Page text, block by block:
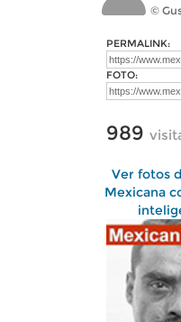
©
PERMALINK:
FOTO:
989
Ver fotos
Mexicana